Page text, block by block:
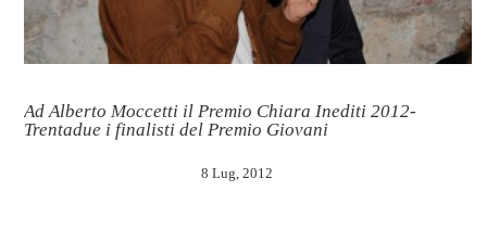
Ad Alberto Moccetti il Premio Chiara Inediti 2012-
Trentadue i finalisti del Premio Giovani
8 Lug, 2012